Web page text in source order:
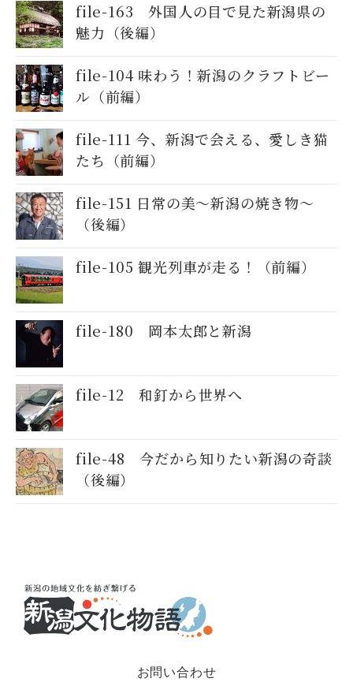
file-163 外国人の目で見た新潟県の
魅力（後編）
file-104 味わう！新潟のクラフトビー
ル（前編）
file-111 今、新潟で会える、愛しき猫
たち（前編）
file-151 日常の美～新潟の焼き物〜
（後編）
file-105 観光列車が走る！（前編）
file-180 岡本太郎と新潟
file-12 和釘から世界へ
file-48 今だから知りたい新潟の奇談
（後編）
お問い合わせ